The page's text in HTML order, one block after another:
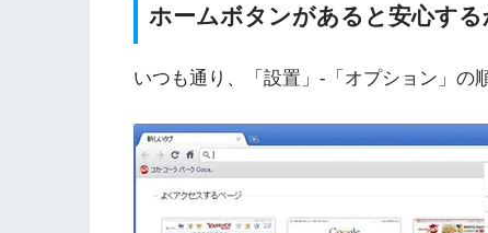
ホームボタンがあると安心する
いつも通り、「設置」-「オプション」の